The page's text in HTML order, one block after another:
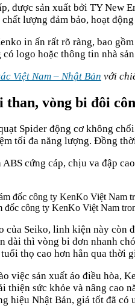
được sản xuất bởi TY New
lượng đảm bảo, hoạt
in ấn rất rõ ràng, bao
logo hoặc thông tin nhà
Việt Nam – Nhật Bản với
than, vòng bi đôi
Spider động cơ không
tối đa năng lượng. Đồng
cứng cáp, chịu va đập
công ty KenKo Việt Nam
của Seiko, linh kiện này
dài thì vòng bi đơn nhanh
thọ cao hơn hẳn qua thời
việc sản xuất áo điều hòa,
thiện sức khỏe và nâng cao
hiệu Nhật Bản, giá tốt đã